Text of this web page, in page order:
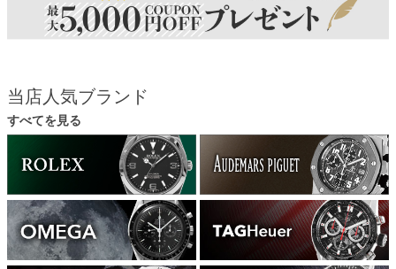
当店人気ブランド
すべてを見る